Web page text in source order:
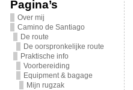
Pagina’s
Over mij
Camino de Santiago
De route
De oorspronkelijke route
Praktische info
Voorbereiding
Equipment & bagage
Mijn rugzak